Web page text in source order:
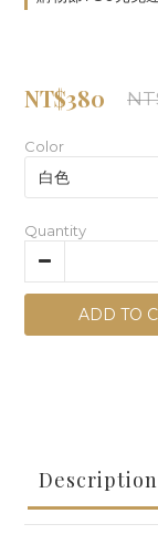
NT$380
Color
Quantity
ADD TO
Description